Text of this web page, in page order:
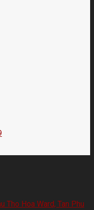
Tho Hoa Ward, Tan Phu